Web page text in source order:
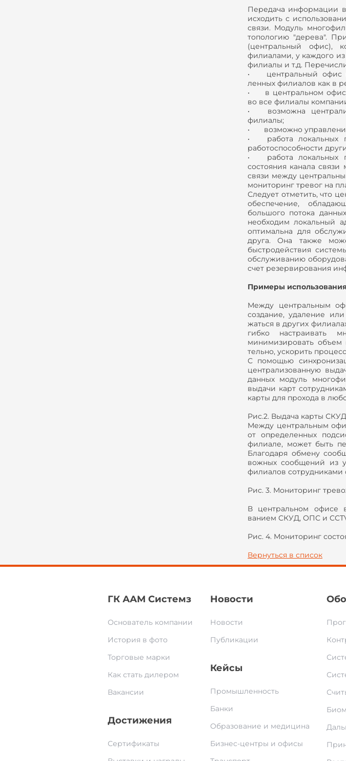
Передача информации
исходить с
связи. Модуль
топологию "дерева".
(центральный офис),
филиалами, у каждого
филиалы и т.д.
•
центральный
ленных филиалов как в
•
в центральном
во все филиалы
•
возможна
филиалы;
•
возможно
•
работа локальных
работоспособности
•
работа локальных
состояния канала
связи между
мониторинг тревог на
Следует отметить, что
обеспечение,
большого потока
необходим локальный
оптимальна для
друга. Она также
быстродействия
обслуживанию
счет резервирования
Примеры
Между центральным
создание, удаление
жаться в других
гибко настраивать
минимизировать
тельно, ускорить
С помощью
централизованную
данных модуль
выдачи карт
карты для прохода в
Рис.2. Выдача карты
Между центральным
от определенных
филиале, может быть
Благодаря обмену
вожных сообщений из
филиалов сотрудниками
Рис. 3. Мониторинг
В центральном офисе
ванием СКУД, ОПС и
Рис. 4. Мониторинг
Вернуться в список
ГК ААМ Системз
Основатель компании
История в фото
Торговые марки
Как стать дилером
Вакансии
Достижения
Сертификаты
Новости
Новости
Публикации
Кейсы
Промышленность
Банки
Образование и медицина
Бизнес-центры и офисы